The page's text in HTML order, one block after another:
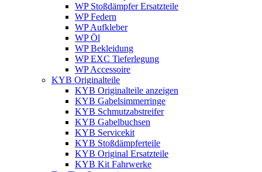
WP Stoßdämpfer Ersatzteile
WP Federn
WP Aufkleber
WP Öl
WP Bekleidung
WP EXC Tieferlegung
WP Accessoire
KYB Originalteile
KYB Originalteile anzeigen
KYB Gabelsimmerringe
KYB Schmutzabstreifer
KYB Gabelbuchsen
KYB Servicekit
KYB Stoßdämpferteile
KYB Original Ersatzteile
KYB Kit Fahrwerke